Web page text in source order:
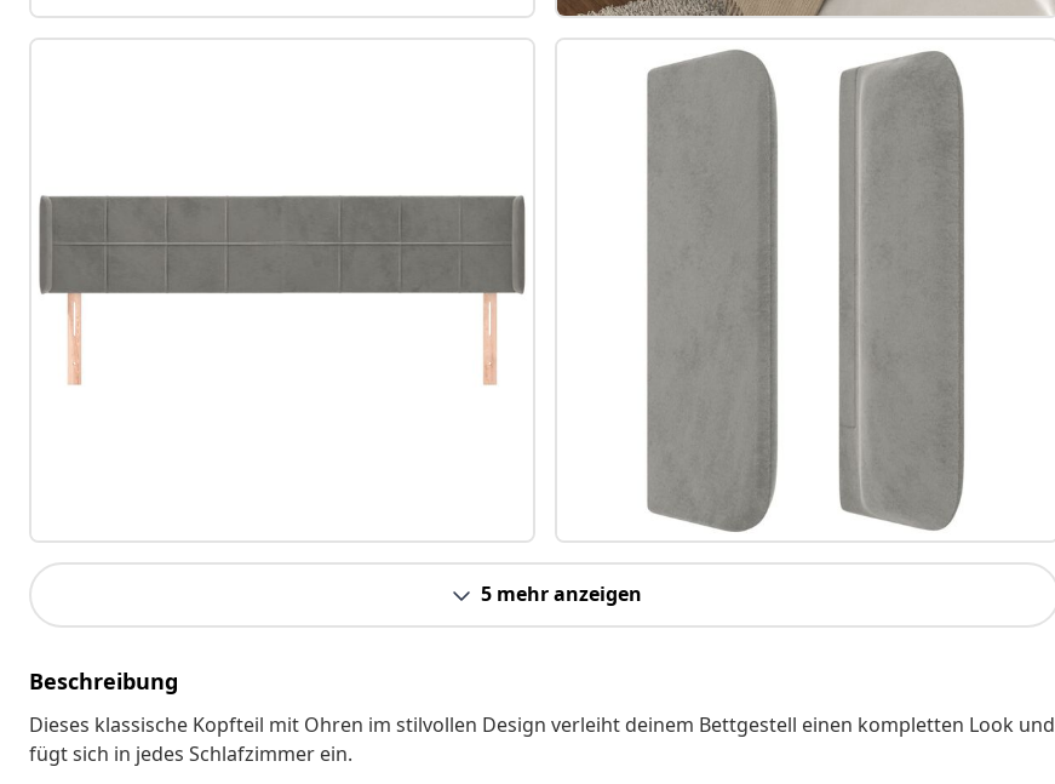
5 mehr anzeigen
Beschreibung
Dieses klassische Kopfteil mit Ohren im stilvollen Design verleiht deinem Bettgestell einen kompletten Look und
fügt sich in jedes Schlafzimmer ein.